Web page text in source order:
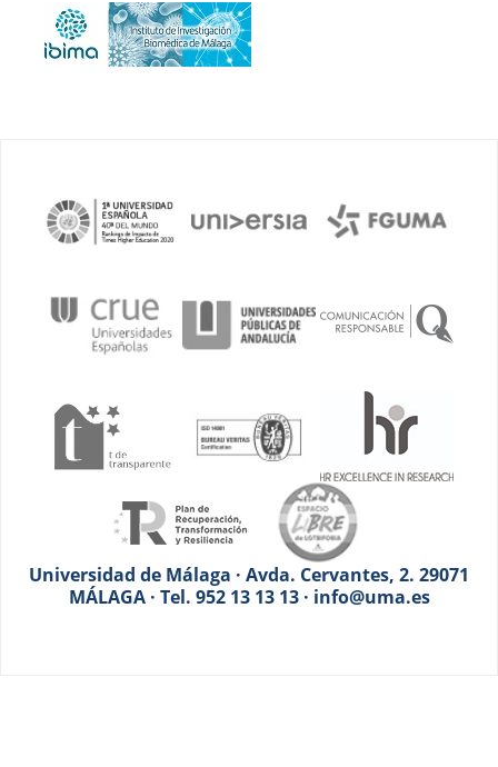
Universidad de Málaga · Avda. Cervantes, 2. 29071
MÁLAGA · Tel. 952 13 13 13 · info@uma.es